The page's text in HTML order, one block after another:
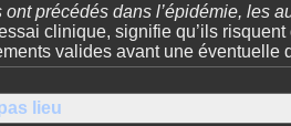
précédés dans l’épidémie, les
clinique, signifie qu’ils
valides avant une éventuelle
lieu